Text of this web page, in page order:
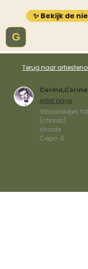
✨ Bekijk de
G
Terug naar
Corina,Corina
Artist page
Gitaarliedjes,
(chords)
chords
Capo: 0